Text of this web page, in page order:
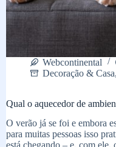
Webcontinental
Decoração & Casa,
Qual o aquecedor de
O verão já se foi e embora
para muitas pessoas isso